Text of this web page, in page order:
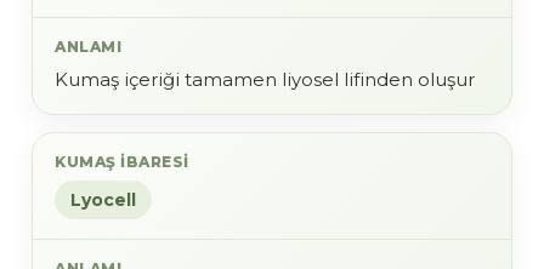
Kumaş içeriği tamamen liyosel lifinden oluşur
Lyocell